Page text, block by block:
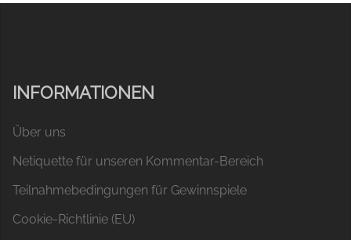
INFORMATIONEN
Über uns
Netiquette für unseren Kommentar-Bereich
Teilnahmebedingungen für Gewinnspiele
Cookie-Richtlinie (EU)